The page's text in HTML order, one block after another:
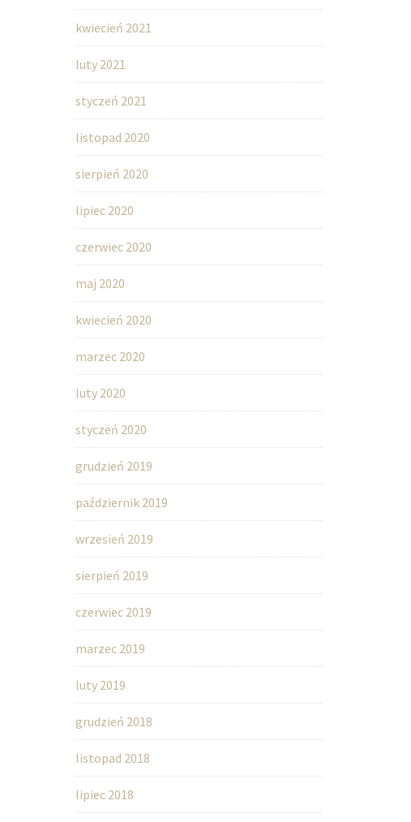
kwiecień 2021
luty 2021
styczeń 2021
listopad 2020
sierpień 2020
lipiec 2020
czerwiec 2020
maj 2020
kwiecień 2020
marzec 2020
luty 2020
styczeń 2020
grudzień 2019
październik 2019
wrzesień 2019
sierpień 2019
czerwiec 2019
marzec 2019
luty 2019
grudzień 2018
listopad 2018
lipiec 2018